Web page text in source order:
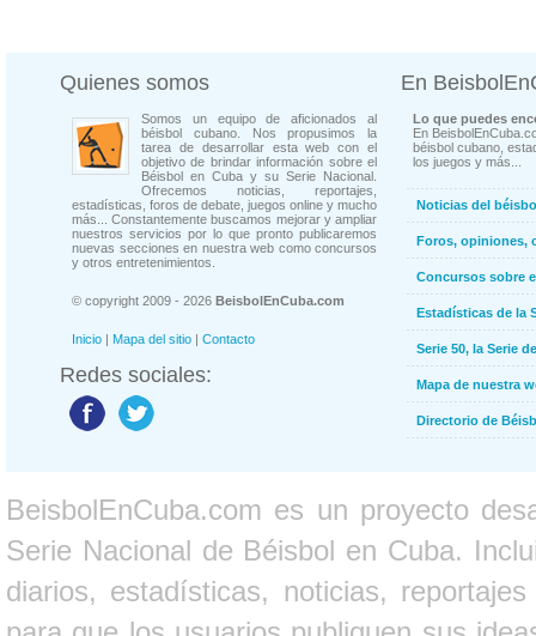
Quienes somos
Somos un equipo de aficionados al
béisbol cubano. Nos propusimos la
tarea de desarrollar esta web con el
objetivo de brindar información sobre el
Béisbol en Cuba y su Serie Nacional.
Ofrecemos noticias, reportajes,
estadísticas, foros de debate, juegos online y mucho
más... Constantemente buscamos mejorar y ampliar
nuestros servicios por lo que pronto publicaremos
nuevas secciones en nuestra web como concursos
y otros entretenimientos.
© copyright 2009 - 2026 BeisbolEnCuba.com
Inicio | Mapa del sitio | Contacto
Redes sociales:
En
Lo que puedes
En
béisbol cubano,
los juegos y más...
Noticias del
Foros, opiniones,
Concursos sobre
Estadísticas de la
Serie 50, la Serie
Mapa de nuestra
Directorio de
BeisbolEnCuba.com es un proyecto
Serie Nacional de Béisbol en Cuba.
diarios, estadísticas, noticias,